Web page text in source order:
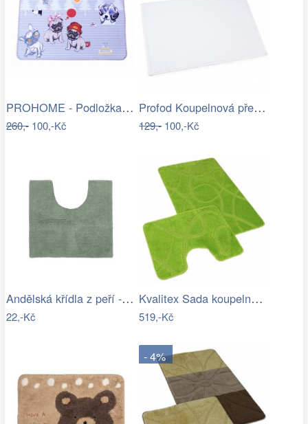
PROHOME - Podložka 80x50cm Pes
260,-100,-Kč
Profod Koupelnová předložka 2S bílá…
129,-100,-Kč
Andělská křídla z peří - zápich, bílá,…
22,-Kč
Kvalitex Sada koupelnových předložek…
519,-Kč
- 4%